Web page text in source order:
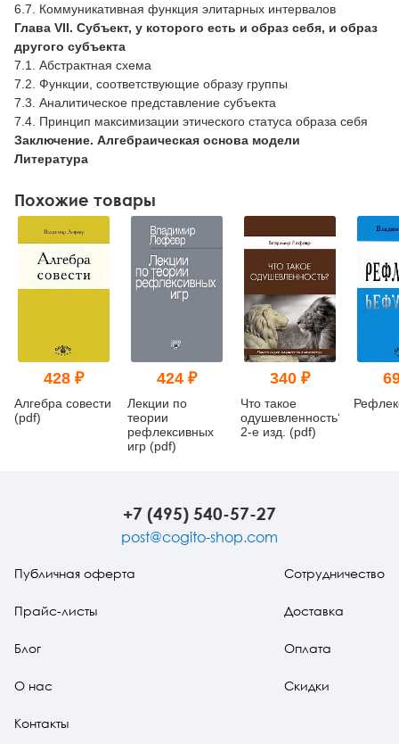
6.7. Коммуникативная функция элитарных интервалов
Глава VII. Субъект, у которого есть и образ себя, и образ
другого субъекта
7.1. Абстрактная схема
7.2. Функции, соответствующие образу группы
7.3. Аналитическое представление субъекта
7.4. Принцип максимизации этического статуса образа себя
Заключение. Алгебраическая основа модели
Литература
Похожие товары
428 ₽
Алгебра совести
(pdf)
424 ₽
Лекции по
теории
рефлексивных
игр (pdf)
340 ₽
Что такое
одушевленность?
2-е изд. (pdf)
+7 (495) 540-57-27
post@cogito-shop.com
Публичная оферта
Прайс-листы
Блог
О нас
Контакты
Сотрудничество
Доставка
Оплата
Скидки